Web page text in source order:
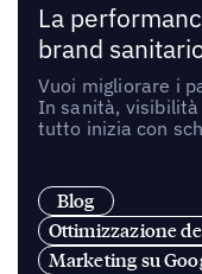
La
brand
Vuoi migliorare i
In sanità,
tutto inizia con
Blog
Ottimizzazione
Marketing su